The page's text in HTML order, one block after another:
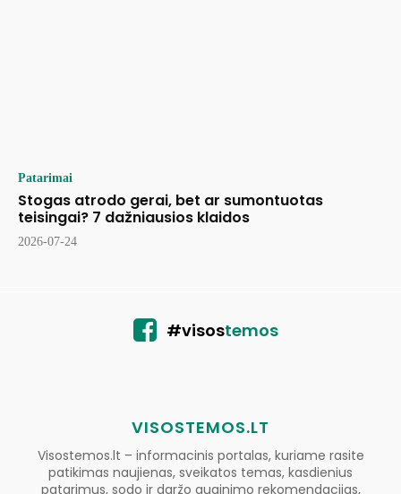
Patarimai
Stogas atrodo gerai, bet ar sumontuotas
teisingai? 7 dažniausios klaidos
2026-07-24
#visostemos
VISOSTEMOS.LT
Visostemos.lt – informacinis portalas, kuriame rasite
patikimas naujienas, sveikatos temas, kasdienius
patarimus, sodo ir daržo auginimo rekomendacijas,